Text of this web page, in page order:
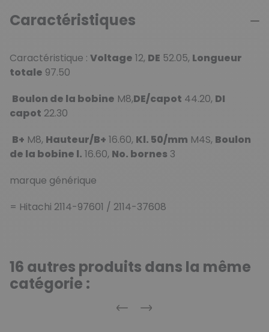
Caractéristiques
Caractéristique : Voltage 12, DE 52.05, Longueur
totale 97.50
Boulon de la bobine M8,DE/capot 44.20, DI
capot 22.30
B+ M8, Hauteur/B+ 16.60, Kl. 50/mm M4S, Boulon
de la bobine l. 16.60, No. bornes 3
marque générique
= Hitachi 2114-97601 / 2114-37608
16 autres produits dans la même
catégorie :
Précédent
Suivant